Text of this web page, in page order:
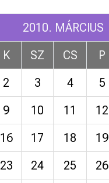
2010. MÁRCIUS
K SZ CS P
2 3 4 5
9 10 11 12
16 17 18 19
23 24 25 26